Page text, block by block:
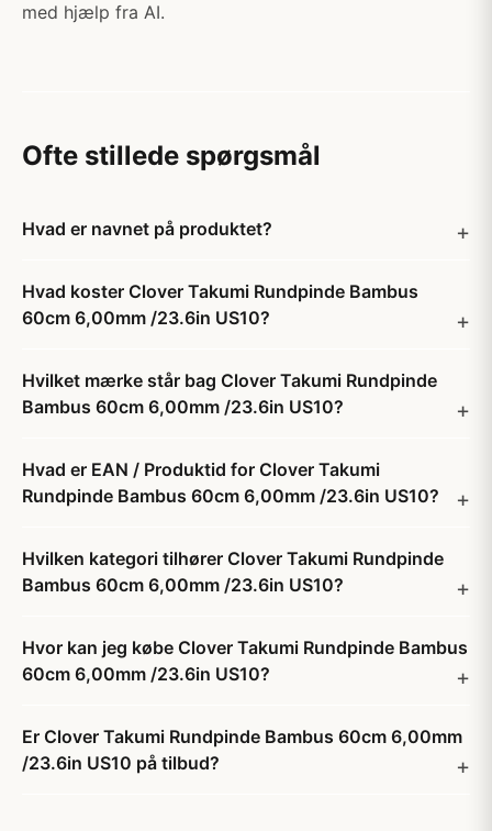
med hjælp fra AI.
Ofte stillede spørgsmål
Hvad er navnet på produktet?
Hvad koster Clover Takumi Rundpinde Bambus
60cm 6,00mm /23.6in US10?
Hvilket mærke står bag Clover Takumi Rundpinde
Bambus 60cm 6,00mm /23.6in US10?
Hvad er EAN / Produktid for Clover Takumi
Rundpinde Bambus 60cm 6,00mm /23.6in US10?
Hvilken kategori tilhører Clover Takumi Rundpinde
Bambus 60cm 6,00mm /23.6in US10?
Hvor kan jeg købe Clover Takumi Rundpinde Bambus
60cm 6,00mm /23.6in US10?
Er Clover Takumi Rundpinde Bambus 60cm 6,00mm
/23.6in US10 på tilbud?